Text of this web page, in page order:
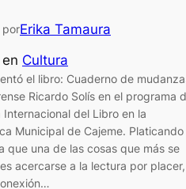
porErika Tamaura
en Cultura
el libro: Cuaderno de
Ricardo Solís en el programa
Internacional del Libro en la
Municipal de Cajeme. Platicando
que una de las cosas que más se
acercarse a la lectura por placer,